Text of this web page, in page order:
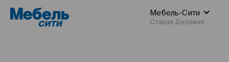
Мебель-Сити
Старая Деревня